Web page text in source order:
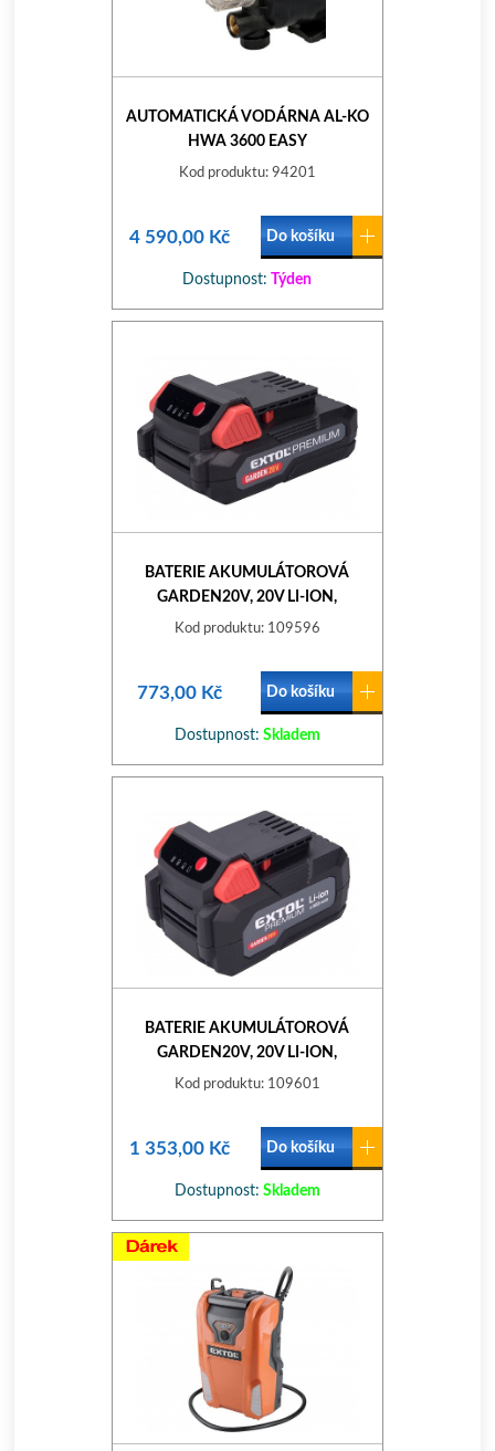
AUTOMATICKÁ VODÁRNA AL-KO
HWA 3600 EASY
Kod produktu: 94201
4 590,00 Kč Do košíku
Dostupnost: Týden
BATERIE AKUMULÁTOROVÁ
GARDEN20V, 20V LI-ION,
2000MAH
Kod produktu: 109596
773,00 Kč Do košíku
Dostupnost: Skladem
BATERIE AKUMULÁTOROVÁ
GARDEN20V, 20V LI-ION,
4000MAH
Kod produktu: 109601
1 353,00 Kč Do košíku
Dostupnost: Skladem